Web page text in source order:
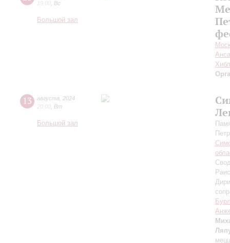
19:00 Вс
Большой зал
13 августа
2024
20:00 Вт
Большой зал